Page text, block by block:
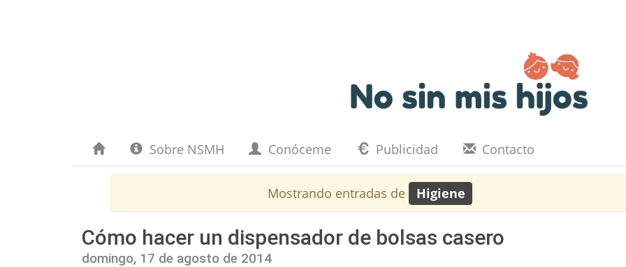
Sobre NSMH Conóceme Publicidad Contacto
Mostrando entradas de Higiene
Cómo hacer un dispensador de bolsas casero
domingo, 17 de agosto de 2014